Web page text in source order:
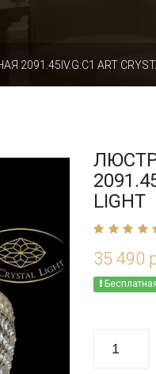
2091.45IV.G.C1 ART
LIGHT
35 490